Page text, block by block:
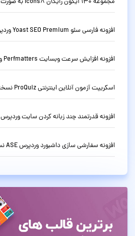
افزونه فارسی سئو Yoast SEO Premium وردپرس نسخه حرفه ای 28.1
افزونه افزایش سرعت وبسایت Perfmatters وردپرس نسخه 2.6.6
اسکریپت آزمون آنلاین اینترنتی ProQuiz نسخه 2.0.2
افزونه قدرتمند چند زبانه کردن سایت وردپرس WPML نسخه 4.9.6
افزونه سفارشی سازی داشبورد وردپرس ASE نسخه 8.0.7